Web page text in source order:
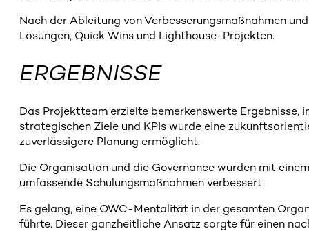
Nach der Ableitung von Verbesserungsmaßnahmen
Lösungen, Quick Wins und Lighthouse-Projekten.
ERGEBNISSE
Das Projektteam erzielte bemerkenswerte Ergebnisse,
strategischen Ziele und KPIs wurde eine
zuverlässigere Planung ermöglicht.
Die Organisation und die Governance wurden mit
umfassende Schulungsmaßnahmen verbessert.
Es gelang, eine OWC-Mentalität in der gesamten
führte. Dieser ganzheitliche Ansatz sorgte für einen